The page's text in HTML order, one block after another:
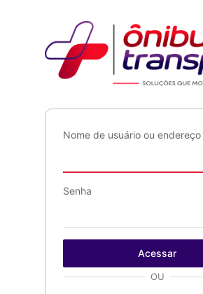
Nome de usuário ou
Senha
OU